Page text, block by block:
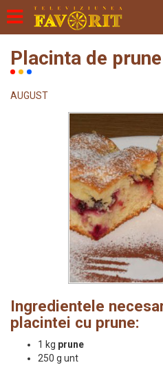
Placinta de prune
AUGUST
Ingredientele
placintei cu prune:
1 kg prune
250 g unt